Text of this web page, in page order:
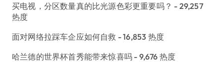
买电视，分区数量真的比光源色彩更重要吗？ - 29,257
热度
面对网络拉踩车企应如何自救 - 16,853 热度
哈兰德的世界杯首秀能带来惊喜吗 - 9,676 热度